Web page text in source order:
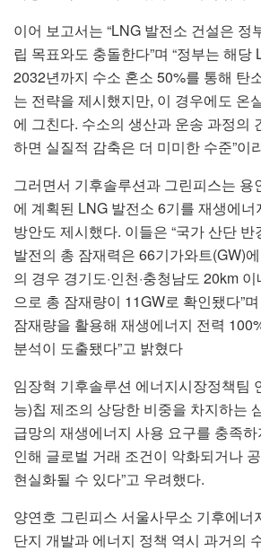
이어 보고서는 “LNG 발전소 건설은 정
립 목표와도 충돌한다”며 “정부는 해당
2032년까지 수소 혼소 50%를 통해 탄
는 전략을 제시했지만, 이 경우에도 온
에 그친다. 수소의 생산과 운송 과정의
하면 실질적 감축은 더 미미한 수준”이
그러면서 기후솔루션과 그린피스는 용
에 계획된 LNG 발전소 6기를 재생에
방안도 제시했다. 이들은 “국가 산단
발전의 총 잠재력은 66기가와트(GW)
의 경우 경기도·인천·충청남도 20km
으로 총 잠재량이 11GW로 확인됐다”
잠재량을 활용해 재생에너지 전력
분석이 도출됐다”고 밝혔다
임장혁 기후솔루션 에너지시장정책팀
능)칩 제조의 상당한 비중을 차지하는
급망의 재생에너지 사용 요구를 충족
인해 글로벌 거래 조건이 악화되거나
현실화될 수 있다”고 우려했다.
양연호 그린피스 서울사무소 기후에너
단지 개발과 에너지 정책 역시 과거의